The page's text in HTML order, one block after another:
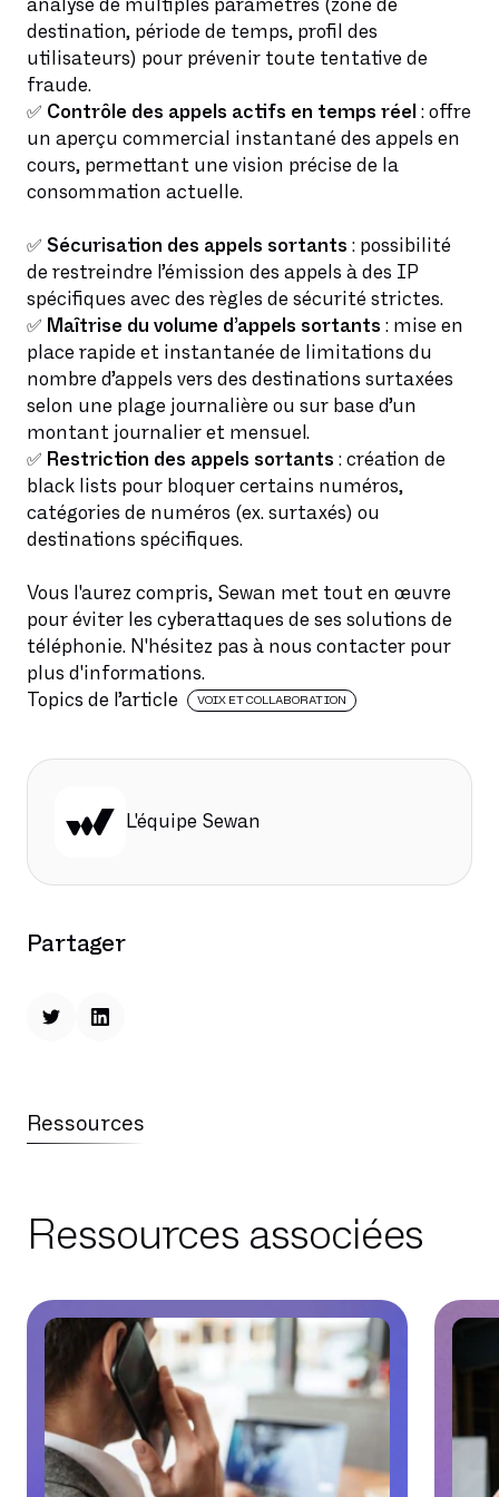
analyse de multiples paramètres (zone de
destination, période de temps, profil des
utilisateurs) pour prévenir toute tentative de
fraude.
✅ Contrôle des appels actifs en temps réel : offre
un aperçu commercial instantané des appels en
cours, permettant une vision précise de la
consommation actuelle.
✅ Sécurisation des appels sortants : possibilité
de restreindre l’émission des appels à des IP
spécifiques avec des règles de sécurité strictes.
✅ Maîtrise du volume d’appels sortants : mise en
place rapide et instantanée de limitations du
nombre d’appels vers des destinations surtaxées
selon une plage journalière ou sur base d’un
montant journalier et mensuel.
✅ Restriction des appels sortants : création de
black lists pour bloquer certains numéros,
catégories de numéros (ex. surtaxés) ou
destinations spécifiques.
Vous l'aurez compris, Sewan met tout en œuvre
pour éviter les cyberattaques de ses solutions de
téléphonie. N'hésitez pas à nous contacter pour
plus d'informations.
Topics de l’article
VOIX ET COLLABORATION
L'équipe Sewan
Partager
Ressources
Ressources associées